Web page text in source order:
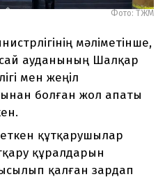
Фото: ТЖМ
мәліметінше,
ауданының Шалқар
мен жеңіл
болған жол апаты
құтқарушылар
құралдарын
қалған зардап